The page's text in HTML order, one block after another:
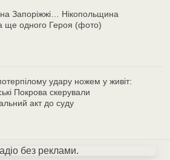
Запоріжжі… Нікопольщина
ще одного Героя (фото)
удару ножем у живіт:
Покрова скерували
акт до суду